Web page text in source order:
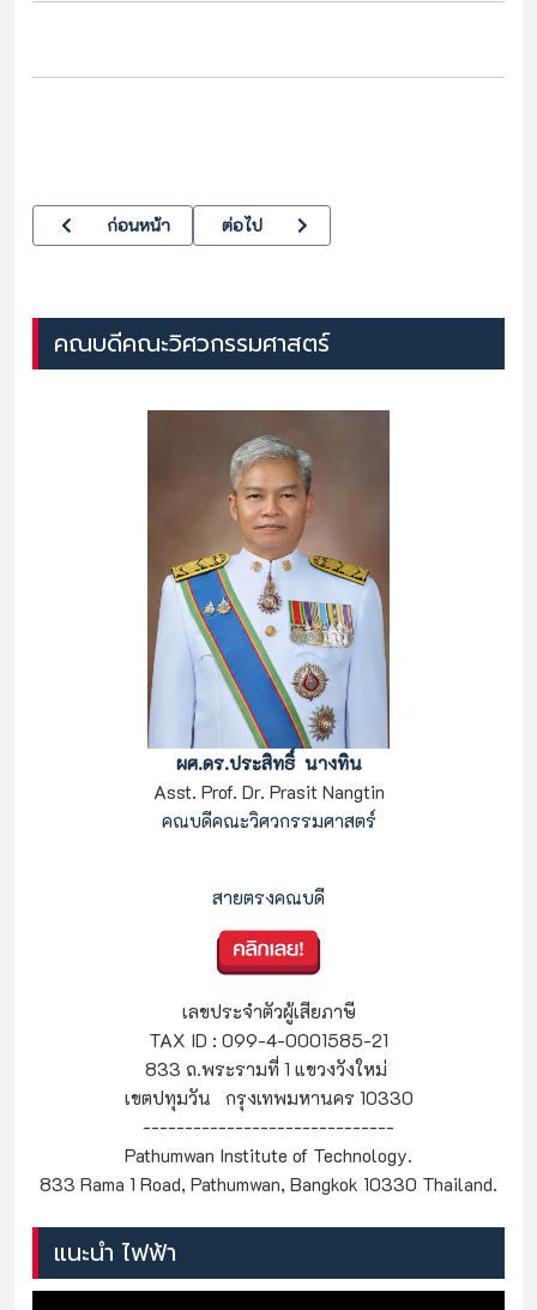
เนื้อหาก่อนหน้า: วศ. เข้าร่วมกิจกรรม “เปิดโลกวิศวกรรมและนวัตก
ก่อนหน้า เนื้อหาถัดไป: วศ.จัดการแข่งขันกีฬาฟุตซอลร
ต่อไป
คณบดีคณะวิศวกรรมศาสตร์
ผศ.ดร.ประสิทธิ์ นางทิน
Asst. Prof. Dr. Prasit Nangtin
คณบดีคณะวิศวกรรมศาสตร์
สายตรงคณบดี
เลขประจำตัวผู้เสียภาษี
TAX ID : 099-4-0001585-21
833 ถ.พระรามที่ 1 แขวงวังใหม่
เขตปทุมวัน กรุงเทพมหานคร 10330
------------------------------
Pathumwan Institute of Technology.
833 Rama 1 Road, Pathumwan, Bangkok 10330 Thailand.
แนะนำ ไฟฟ้า